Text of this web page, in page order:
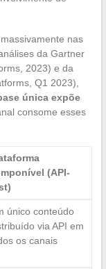
nas
da Gartner
2023) e da
Q1 2023),
única expõe
consome esses
(API-
único conteúdo
via API em
os canais